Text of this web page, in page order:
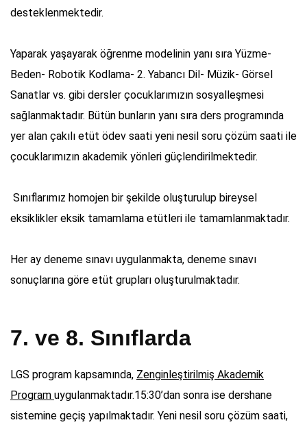
desteklenmektedir.
Yaparak yaşayarak öğrenme modelinin yanı sıra Yüzme-
Beden- Robotik Kodlama- 2. Yabancı Dil- Müzik- Görsel
Sanatlar vs. gibi dersler çocuklarımızın sosyalleşmesi
sağlanmaktadır. Bütün bunların yanı sıra ders programında
yer alan çakılı etüt ödev saati yeni nesil soru çözüm saati ile
çocuklarımızın akademik yönleri güçlendirilmektedir.
Sınıflarımız homojen bir şekilde oluşturulup bireysel
eksiklikler eksik tamamlama etütleri ile tamamlanmaktadır.
Her ay deneme sınavı uygulanmakta, deneme sınavı
sonuçlarına göre etüt grupları oluşturulmaktadır.
7. ve 8. Sınıflarda
LGS program kapsamında, Zenginleştirilmiş Akademik
Program uygulanmaktadır.15:30’dan sonra ise dershane
sistemine geçiş yapılmaktadır. Yeni nesil soru çözüm saati,